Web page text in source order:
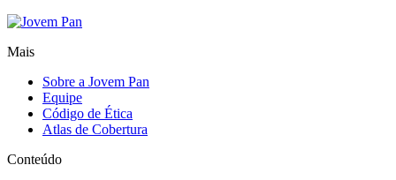
Mais
Sobre a Jovem Pan
Equipe
Código de Ética
Atlas de Cobertura
Conteúdo